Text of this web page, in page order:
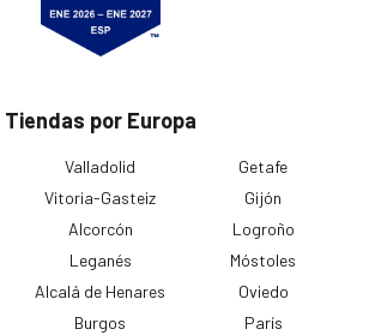
Tiendas por Europa
Valladolid
Vitoria-Gasteiz
Alcorcón
Leganés
Alcalá de Henares
Burgos
Getafe
Gijón
Logroño
Móstoles
Oviedo
París